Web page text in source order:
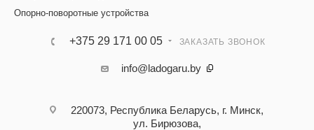
Опорно-поворотные устройства
+375 29 171 00 05 ЗАКАЗАТЬ ЗВОНОК
info@ladogaru.by
220073, Республика Беларусь, г. Минск,
ул. Бирюзова,